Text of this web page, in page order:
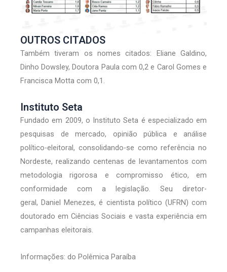
OUTROS CITADOS
Também tiveram os nomes citados: Eliane Galdino,
Dinho Dowsley, Doutora Paula com 0,2 e Carol Gomes e
Francisca Motta com 0,1.
Instituto Seta
Fundado em 2009, o Instituto Seta é especializado em
pesquisas de mercado, opinião pública e análise
político-eleitoral, consolidando-se como referência no
Nordeste, realizando centenas de levantamentos com
metodologia rigorosa e compromisso ético, em
conformidade com a legislação. Seu diretor-
geral, Daniel Menezes, é cientista político (UFRN) com
doutorado em Ciências Sociais e vasta experiência em
campanhas eleitorais.
Informações: do Polêmica Paraíba